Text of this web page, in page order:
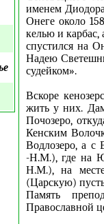
именем
Онеге около
келью и карбас,
спустился на
Надею
судейком».
Вскоре
жить у них.
Почозеро,
Кенским
Водлозеро, а с
-Н.М.), где на
Н.М.), на
(Царскую)
Память
Православной